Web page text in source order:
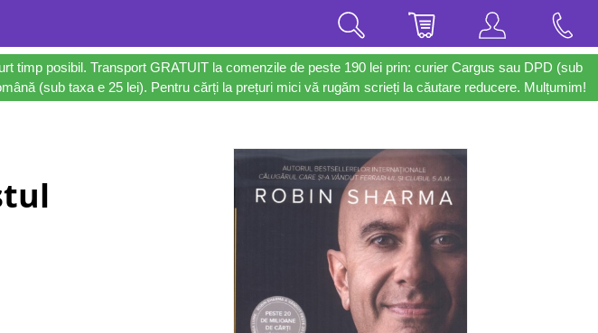
timp posibil. Transport GRATUIT la comenzile de peste 190 lei prin: curier Cargus sau DPD (sub
(sub taxa e 25 lei). Pentru cărți la prețuri mici vă rugăm scrieți la căutare reducere. Mulțumim!